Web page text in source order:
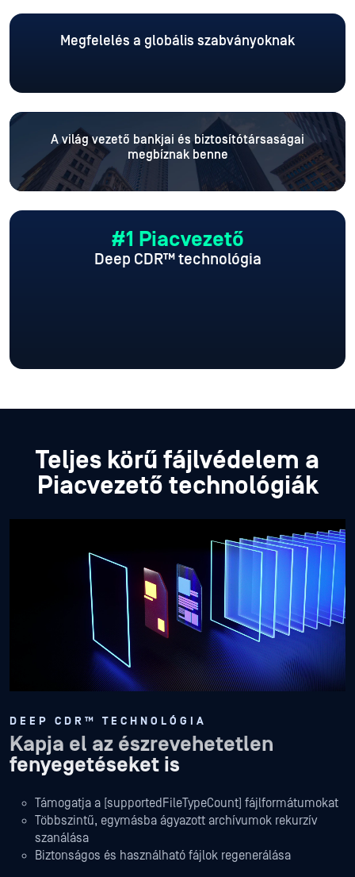
Megfelelés a globális szabványoknak
A világ vezető bankjai és biztosítótársaságai
megbíznak benne
#1 Piacvezető
Deep CDR™ technológia
Teljes körű fájlvédelem a
Piacvezető technológiák
DEEP CDR™ TECHNOLÓGIA
Kapja el az észrevehetetlen
fenyegetéseket is
Támogatja a [supportedFileTypeCount] fájlformátumokat
Többszintű, egymásba ágyazott archívumok rekurzív
szanálása
Biztonságos és használható fájlok regenerálása